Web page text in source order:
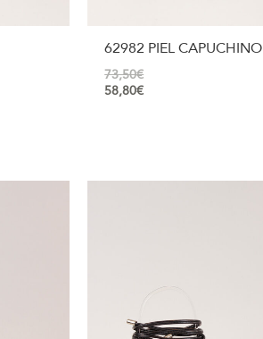
62982 PIEL CAPUCHINO
73,50€
58,80€